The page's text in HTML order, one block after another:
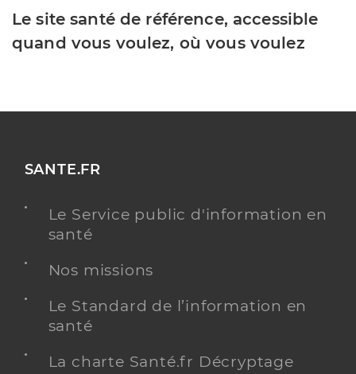
Le site santé de référence, accessible
quand vous voulez, où vous voulez
SANTE.FR
Le Service public d'information en
santé
Nos missions
Le Standard de l’information en
santé
La charte Santé.fr Décryptage